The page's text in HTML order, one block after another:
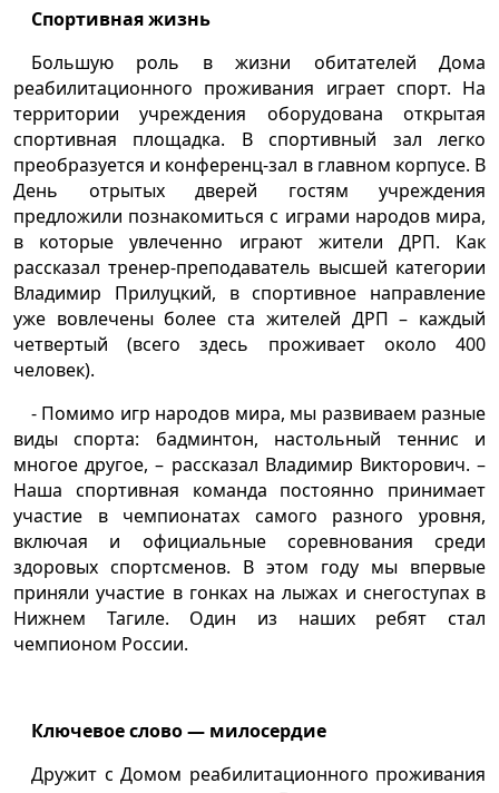
Спортивная жизнь
Большую роль в жизни обитателей Дома
реабилитационного проживания играет спорт. На
территории учреждения оборудована открытая
спортивная площадка. В спортивный зал легко
преобразуется и конференц-зал в главном корпусе. В
День отрытых дверей гостям учреждения
предложили познакомиться с играми народов мира,
в которые увлеченно играют жители ДРП. Как
рассказал тренер-преподаватель высшей категории
Владимир Прилуцкий, в спортивное направление
уже вовлечены более ста жителей ДРП – каждый
четвертый (всего здесь проживает около 400
человек).
- Помимо игр народов мира, мы развиваем разные
виды спорта: бадминтон, настольный теннис и
многое другое, – рассказал Владимир Викторович. –
Наша спортивная команда постоянно принимает
участие в чемпионатах самого разного уровня,
включая и официальные соревнования среди
здоровых спортсменов. В этом году мы впервые
приняли участие в гонках на лыжах и снегоступах в
Нижнем Тагиле. Один из наших ребят стал
чемпионом России.
Ключевое слово — милосердие
Дружит с Домом реабилитационного проживания